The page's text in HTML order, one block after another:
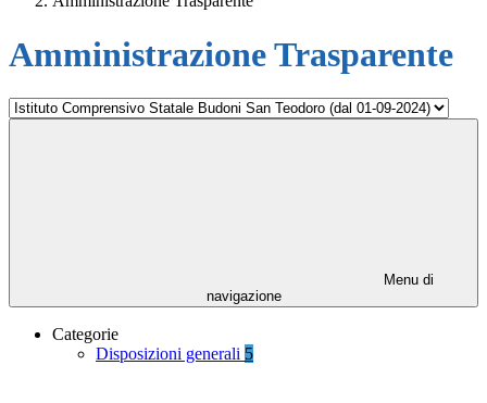
Amministrazione Trasparente
Menu di
navigazione
Categorie
Disposizioni generali 5